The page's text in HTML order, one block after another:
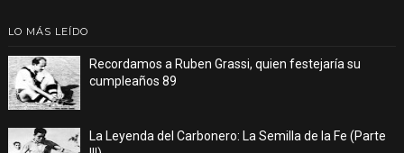
LO MÁS LEÍDO
Recordamos a Ruben Grassi, quien festejaría su
cumpleaños 89
La Leyenda del Carbonero: La Semilla de la Fe (Parte